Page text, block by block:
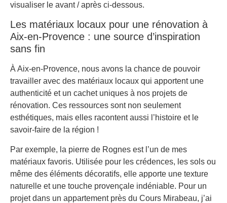
visualiser le avant / après ci-dessous.
Les matériaux locaux pour une rénovation à
Aix-en-Provence : une source d’inspiration
sans fin
À Aix-en-Provence, nous avons la chance de pouvoir
travailler avec des matériaux locaux qui apportent une
authenticité et un cachet uniques à nos projets de
rénovation. Ces ressources sont non seulement
esthétiques, mais elles racontent aussi l’histoire et le
savoir-faire de la région !
Par exemple, la pierre de Rognes est l’un de mes
matériaux favoris. Utilisée pour les crédences, les sols ou
même des éléments décoratifs, elle apporte une texture
naturelle et une touche provençale indéniable. Pour un
projet dans un appartement près du Cours Mirabeau, j’ai